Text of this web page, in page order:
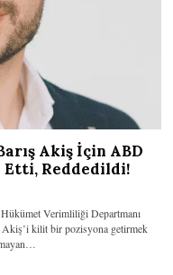
Akiş İçin ABD
Reddedildi!
Verimliliği Departmanı
Akiş’i kilit bir pozisyona getirmek